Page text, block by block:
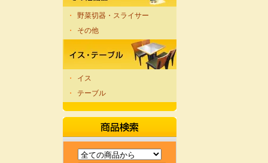
・
野菜切器・スライサー
・
その他
・
イス
・
テーブル